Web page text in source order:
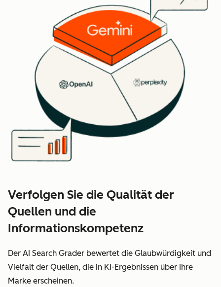
Verfolgen Sie die Qualität der
Quellen und die
Informationskompetenz
Der AI Search Grader bewertet die Glaubwürdigkeit und
Vielfalt der Quellen, die in KI-Ergebnissen über Ihre
Marke erscheinen.